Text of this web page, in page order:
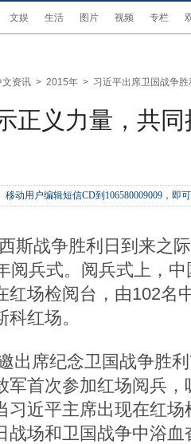
文娱 生活 图片 视频 专栏
文资讯 > 2015年 > 习近平出席卫国战争
正义力量，共
移动用户编辑短信CD到106580009009，即
斯战争胜利日到来之
阅兵式。阅兵式上，
红场检阅台，由102名
红场。
席纪念卫国战争胜利
军首次参加红场阅兵
习近平主席出现在红
战场和卫国战争中浴